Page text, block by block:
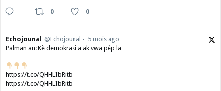
0 0
Echojounal @Echojounal
5 mois ago
Palman an: Kè demokrasi a ak vwa pèp la
https://t.co/QHHLIbRitb
https://t.co/QHHLIbRitb